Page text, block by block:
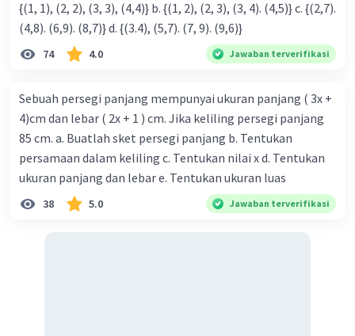
{(1, 1), (2, 2), (3, 3), (4,4)} b. {(1, 2), (2, 3), (3, 4). (4,5)} c. {(2,7).
(4,8). (6,9). (8,7)} d. {(3.4), (5,7). (7, 9). (9,6)}
74 4.0 Jawaban terverifikasi
Sebuah persegi panjang mempunyai ukuran panjang ( 3x +
4)cm dan lebar ( 2x + 1 ) cm. Jika keliling persegi panjang
85 cm. a. Buatlah sket persegi panjang b. Tentukan
persamaan dalam keliling c. Tentukan nilai x d. Tentukan
ukuran panjang dan lebar e. Tentukan ukuran luas
38 5.0 Jawaban terverifikasi